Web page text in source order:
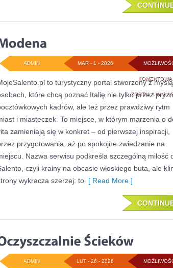
ZOSTAŁA
MAR - 1 - 2026
ADMIN
to turystyczny portal stworzony z
które chcą poznać Italię nie tylko przez
kadrów, ale też przez prawdziwy rytm
i miasteczek. To miejsce, w którym marzenia o
zamieniają się w konkret – od pierwszej inspiracji,
przygotowania, aż po spokojne zwiedzanie na
Nazwa serwisu podkreśla szczególną miłość
czyli krainy na obcasie włoskiego buta, ale
wykracza szerzej: to [ Read More ]
LUT - 26 - 2026
ADMIN